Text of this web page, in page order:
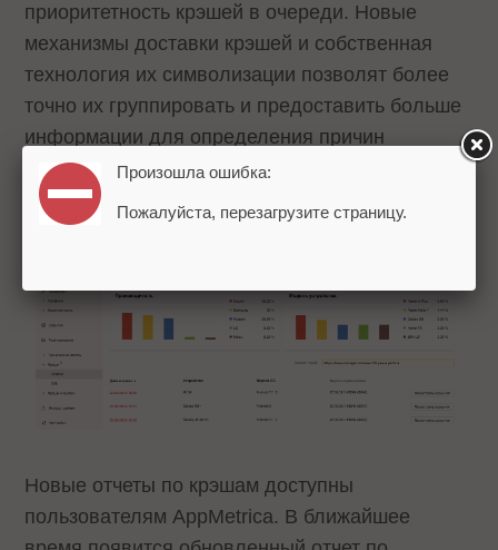
приоритетность крэшей в очереди. Новые
механизмы доставки крэшей и собственная
технология их символизации позволят более
точно их группировать и предоставить больше
информации для определения причин
падения.
Новые отчеты по крэшам доступны
пользователям AppMetrica. В ближайшее
Произошла ошибка:
Пожалуйста, перезагрузите страницу.